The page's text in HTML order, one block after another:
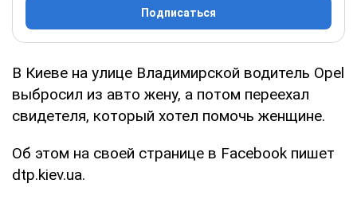
Подписаться
В Киеве на улице Владимирской водитель Opel
выбросил из авто жену, а потом переехал
свидетеля, который хотел помочь женщине.
Об этом на своей странице в Facebook пишет
dtp.kiev.ua.